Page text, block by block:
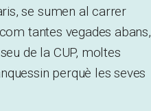
se sumen al carrer
tantes vegades abans,
de la CUP, moltes
perquè les seves